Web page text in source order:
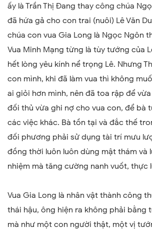
ấy là Trần Thị Đang thay công chúa
đã hứa gả cho con trai (nuôi) Lê Văn
chúa con vua Gia Long là Ngọc Ngôn
Vua Minh Mạng từng là tùy tướng của
hết lòng yêu kính nể trọng Lê. Nhưng
con mình, khi đã làm vua thì không
ai giỏi hơn mình, nên đã toa rập để
đối thủ vừa ghi nợ cho vua con, để bà
các việc khác. Bà tồn tại và đắc thế
đối phương phải sử dụng tài trí mưu
đồng thời luôn luôn dùng mật thám và
nhiệm mà tăng cường nanh vuốt, thực
Vua Gia Long là nhân vật thành công
thái hậu, ông hiện ra không phải bằng
mà như một con người thật, một vị